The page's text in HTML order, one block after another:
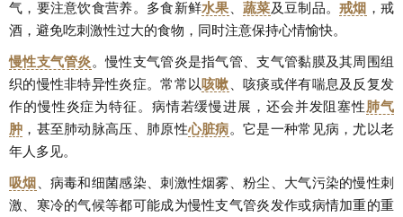
气，要注意饮食营养。多食新鲜水果、蔬菜及豆制品。戒烟 ，戒
酒，避免吃刺激性过大的食物，同时注意保持心情愉快。
慢性支气管炎。慢性支气管炎是指气管、支气管黏膜及其周围组
织的慢性非特异性炎症。常常以咳嗽、咳痰或伴有喘息及反复发
作的慢性炎症为特征。病情若缓慢进展，还会并发阻塞性肺气
肿 ，甚至肺动脉高压、肺原性心脏病。它是一种常见病，尤以老
年人多见。
吸烟 、病毒和细菌感染、刺激性烟雾、粉尘、大气污染的慢性刺
激、寒冷的气候等都可能成为慢性支气管炎发作或病情加重的重